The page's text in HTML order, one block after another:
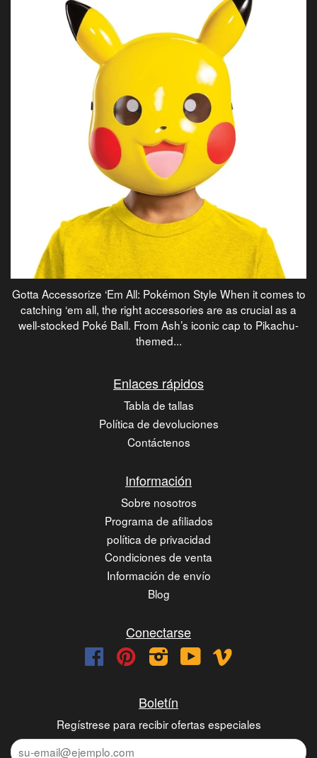
Gotta Accessorize ‘Em All: Pokémon Style When it comes to
catching ‘em all, the right accessories are as crucial as a
well-stocked Poké Ball. From Ash’s iconic cap to Pikachu-
themed...
Enlaces rápidos
Tabla de tallas
Política de devoluciones
Contáctenos
Información
Sobre nosotros
Programa de afiliados
política de privacidad
Condiciones de venta
Información de envío
Blog
Conectarse
FacebookPinterest InstagramYouTube
Boletín
Regístrese para recibir ofertas especiales